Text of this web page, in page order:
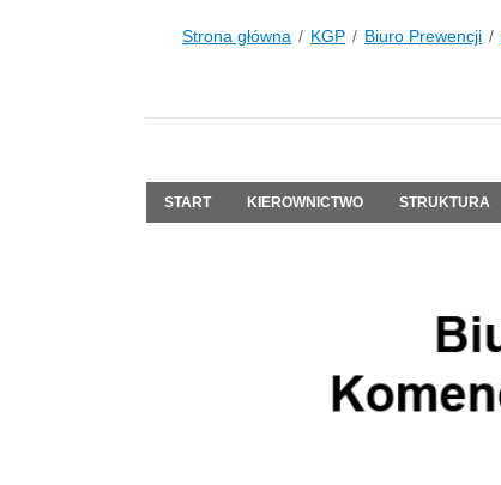
Strona główna KGP Biuro Prewencji
START KIEROWNICTWO STRUKTURA